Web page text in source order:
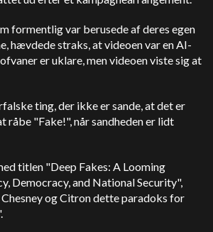
formentlig var berusede af deres egen
hævdede straks, at videoen var en AI-
er uklare, men videoen viste sig at
ting, der ikke er sande, at det er
råbe "Fake!", når sandheden er lidt
titlen "Deep Fakes: A Looming
Democracy, and National Security",
og Citron dette paradoks for